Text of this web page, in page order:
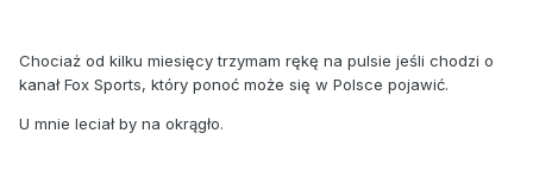
Chociaż od kilku miesięcy trzymam rękę na pulsie jeśli chodzi o
kanał Fox Sports, który ponoć może się w Polsce pojawić.
U mnie leciał by na okrągło.